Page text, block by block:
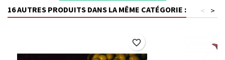
16 AUTRES PRODUITS DANS LA MÊME CATÉGORIE : >
<
favorite_border